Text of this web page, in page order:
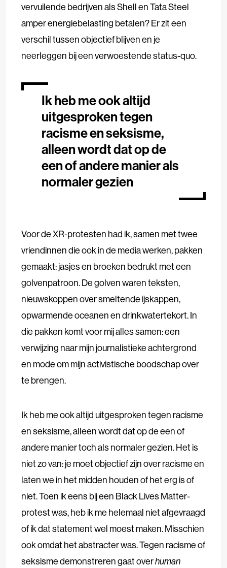
vervuilende bedrijven als Shell en Tata Steel
amper energiebelasting betalen? Er zit een
verschil tussen objectief blijven en je
neerleggen bij een verwoestende status-quo.
Ik heb me ook altijd
uitgesproken tegen
racisme en seksisme,
alleen wordt dat op de
een of andere manier als
normaler gezien
Voor de XR-protesten had ik, samen met twee
vriendinnen die ook in de media werken, pakken
gemaakt: jasjes en broeken bedrukt met een
golvenpatroon. De golven waren teksten,
nieuwskoppen over smeltende ijskappen,
opwarmende oceanen en drinkwatertekort. In
die pakken komt voor mij alles samen: een
verwijzing naar mijn journalistieke achtergrond
en mode om mijn activistische boodschap over
te brengen.
Ik heb me ook altijd uitgesproken tegen racisme
en seksisme, alleen wordt dat op de een of
andere manier toch als normaler gezien. Het is
niet zo van: je moet objectief zijn over racisme en
laten we in het midden houden of het erg is of
niet. Toen ik eens bij een Black Lives Matter-
protest was, heb ik me helemaal niet afgevraagd
of ik dat statement wel moest maken. Misschien
ook omdat het abstracter was. Tegen racisme of
seksisme demonstreren gaat overhuman